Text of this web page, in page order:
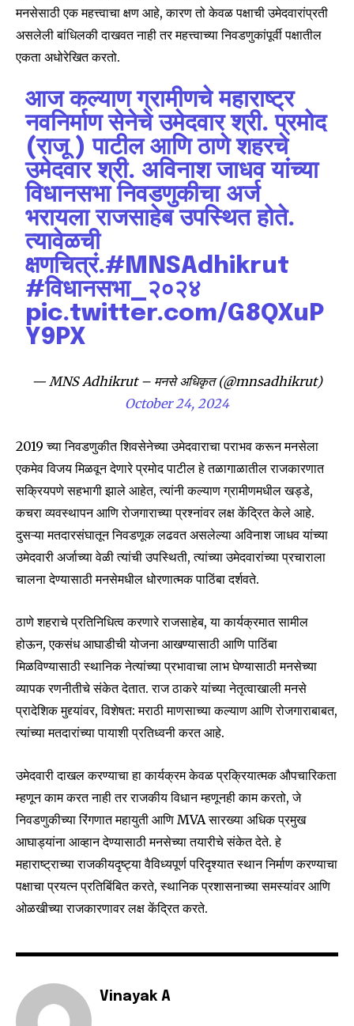
Join our community of
SUBSCRIBERS and be part of the
conversation.
To subscribe, simply enter your email address on our website
or click the subscribe button below. Don't worry, we respect
your privacy and won't spam your inbox. Your information is
safe with us.
SUBSCRIBE
I've read and accept thePrivacy Policy
6,300 32,111 75
मनसेसाठी एक महत्त्वाचा क्षण आहे, कारण तो केवळ पक्षाची उमेदवारांप्रती
असलेली बांधिलकी दाखवत नाही तर महत्त्वाच्या निवडणुकांपूर्वी पक्षातील
एकता अधोरेखित करतो.
आज कल्याण ग्रामीणचे महाराष्ट्र
नवनिर्माण सेनेचे उमेदवार श्री. प्रमोद
(राजू ) पाटील आणि ठाणे शहरचे
उमेदवार श्री. अविनाश जाधव यांच्या
विधानसभा निवडणुकीचा अर्ज
भरायला राजसाहेब उपस्थित होते.
त्यावेळची
क्षणचित्रं.#MNSAdhikrut
#विधानसभा_२०२४
pic.twitter.com/G8QXuP
Y9PX
— MNS Adhikrut – मनसे अधिकृत (@mnsadhikrut)
October 24, 2024
2019 च्या निवडणुकीत शिवसेनेच्या उमेदवाराचा पराभव करून मनसेला
एकमेव विजय मिळवून देणारे प्रमोद पाटील हे तळागाळातील राजकारणात
सक्रियपणे सहभागी झाले आहेत, त्यांनी कल्याण ग्रामीणमधील खड्डे,
कचरा व्यवस्थापन आणि रोजगाराच्या प्रश्नांवर लक्ष केंद्रित केले आहे.
दुसऱ्या मतदारसंघातून निवडणूक लढवत असलेल्या अविनाश जाधव यांच्या
उमेदवारी अर्जाच्या वेळी त्यांची उपस्थिती, त्यांच्या उमेदवारांच्या प्रचाराला
चालना देण्यासाठी मनसेमधील धोरणात्मक पाठिंबा दर्शवते.
ठाणे शहराचे प्रतिनिधित्व करणारे राजसाहेब, या कार्यक्रमात सामील
होऊन, एकसंध आघाडीची योजना आखण्यासाठी आणि पाठिंबा
मिळविण्यासाठी स्थानिक नेत्यांच्या प्रभावाचा लाभ घेण्यासाठी मनसेच्या
व्यापक रणनीतीचे संकेत देतात. राज ठाकरे यांच्या नेतृत्वाखाली मनसे
प्रादेशिक मुद्द्यांवर, विशेषत: मराठी माणसाच्या कल्याण आणि रोजगाराबाबत,
त्यांच्या मतदारांच्या पायाशी प्रतिध्वनी करत आहे.
उमेदवारी दाखल करण्याचा हा कार्यक्रम केवळ प्रक्रियात्मक औपचारिकता
म्हणून काम करत नाही तर राजकीय विधान म्हणूनही काम करतो, जे
निवडणुकीच्या रिंगणात महायुती आणि MVA सारख्या अधिक प्रमुख
आघाड्यांना आव्हान देण्यासाठी मनसेच्या तयारीचे संकेत देते. हे
महाराष्ट्राच्या राजकीयदृष्ट्या वैविध्यपूर्ण परिदृश्यात स्थान निर्माण करण्याचा
पक्षाचा प्रयत्न प्रतिबिंबित करते, स्थानिक प्रशासनाच्या समस्यांवर आणि
ओळखीच्या राजकारणावर लक्ष केंद्रित करते.
Vinayak A